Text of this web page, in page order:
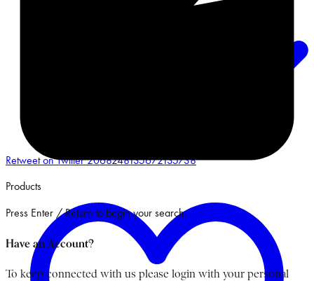
Retweet on Twitter 2068248135672135738
Products
Press Enter / Return to begin your search.
Have an Account?
To keep connected with us please login with your personal